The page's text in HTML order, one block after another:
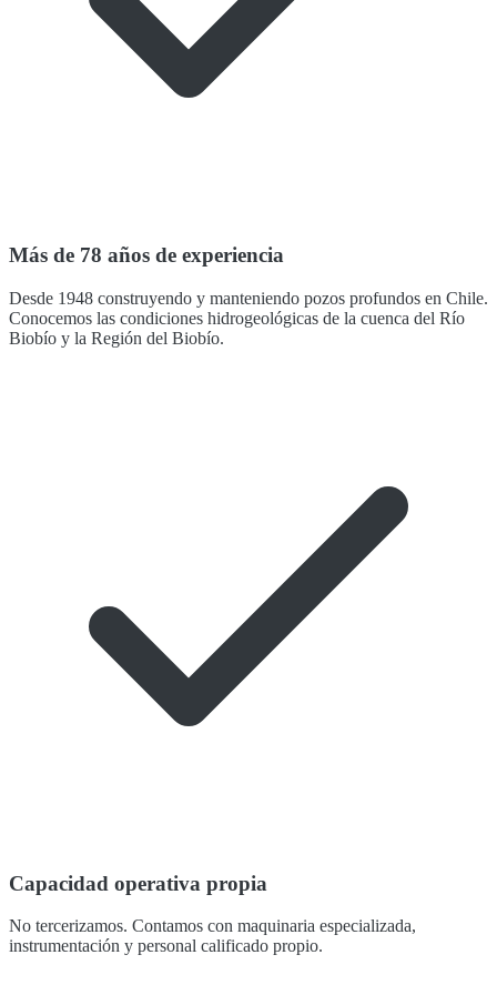
Más de 78 años de experiencia
Desde 1948 construyendo y manteniendo pozos profundos en Chile.
Conocemos las condiciones hidrogeológicas de la cuenca del Río
Biobío y la Región del Biobío.
Capacidad operativa propia
No tercerizamos. Contamos con maquinaria especializada,
instrumentación y personal calificado propio.